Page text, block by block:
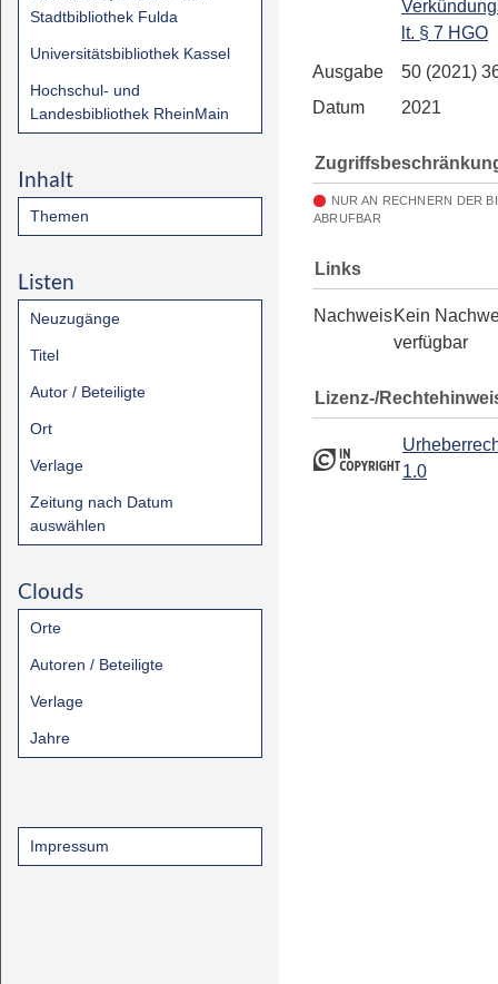
Stadtbibliothek Fulda
Universitätsbibliothek Kassel
Hochschul- und
Landesbibliothek RheinMain
Inhalt
Themen
Listen
Neuzugänge
Titel
Autor / Beteiligte
Ort
Verlage
Zeitung nach Datum
auswählen
Clouds
Orte
Autoren / Beteiligte
Verlage
Jahre
Impressum
lt. § 7 HGO
Ausgabe
50 (2021)
Datum
2021
NUR AN RECHNERN DER
ABRUFBAR
Links
NachweisKein
verfügbar
Lizenz-/
1.0